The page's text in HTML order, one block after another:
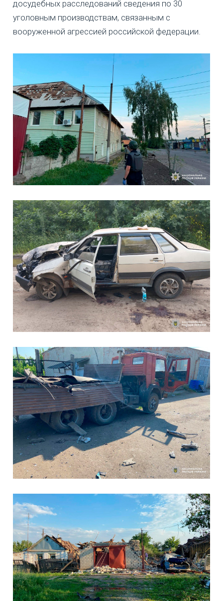
досудебных расследований сведения по 30
уголовным производствам, связанным с
вооруженной агрессией российской федерации.